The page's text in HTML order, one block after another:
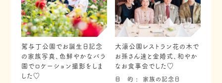
駕与丁公園でお誕生日記念
の家族写真、色鮮やかなバラ
園でロケーション撮影をしま
した♡
大濠公園レストラン花の木で
お孫さん達と金婚式、和やか
なお食事会でした♡
目 的
家族の記念日